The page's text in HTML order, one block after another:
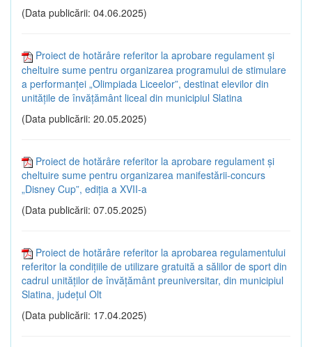
(Data publicării: 04.06.2025)
Proiect de hotărâre referitor la aprobare regulament și
cheltuire sume pentru organizarea programului de stimulare
a performanței „Olimpiada Liceelor”, destinat elevilor din
unitățile de învățământ liceal din municipiul Slatina
(Data publicării: 20.05.2025)
Proiect de hotărâre referitor la aprobare regulament și
cheltuire sume pentru organizarea manifestării-concurs
„Disney Cup”, ediția a XVII-a
(Data publicării: 07.05.2025)
Proiect de hotărâre referitor la aprobarea regulamentului
referitor la condițiile de utilizare gratuită a sălilor de sport din
cadrul unităților de învățământ preuniversitar, din municipiul
Slatina, județul Olt
(Data publicării: 17.04.2025)